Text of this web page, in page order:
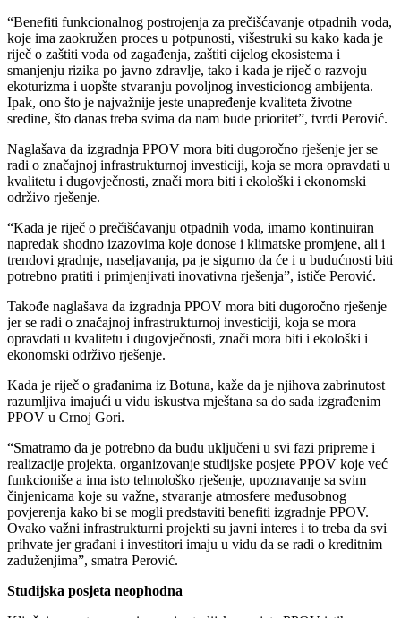
“Benefiti funkcionalnog postrojenja za prečišćavanje otpadnih voda,
koje ima zaokružen proces u potpunosti, višestruki su kako kada je
riječ o zaštiti voda od zagađenja, zaštiti cijelog ekosistema i
smanjenju rizika po javno zdravlje, tako i kada je riječ o razvoju
ekoturizma i uopšte stvaranju povoljnog investicionog ambijenta.
Ipak, ono što je najvažnije jeste unapređenje kvaliteta životne
sredine, što danas treba svima da nam bude prioritet”, tvrdi Perović.
Naglašava da izgradnja PPOV mora biti dugoročno rješenje jer se
radi o značajnoj infrastrukturnoj investiciji, koja se mora opravdati u
kvalitetu i dugovječnosti, znači mora biti i ekološki i ekonomski
održivo rješenje.
“Kada je riječ o prečišćavanju otpadnih voda, imamo kontinuiran
napredak shodno izazovima koje donose i klimatske promjene, ali i
trendovi gradnje, naseljavanja, pa je sigurno da će i u budućnosti biti
potrebno pratiti i primjenjivati inovativna rješenja”, ističe Perović.
Takođe naglašava da izgradnja PPOV mora biti dugoročno rješenje
jer se radi o značajnoj infrastrukturnoj investiciji, koja se mora
opravdati u kvalitetu i dugovječnosti, znači mora biti i ekološki i
ekonomski održivo rješenje.
Kada je riječ o građanima iz Botuna, kaže da je njihova zabrinutost
razumljiva imajući u vidu iskustva mještana sa do sada izgrađenim
PPOV u Crnoj Gori.
“Smatramo da je potrebno da budu uključeni u svi fazi pripreme i
realizacije projekta, organizovanje studijske posjete PPOV koje već
funkcioniše a ima isto tehnološko rješenje, upoznavanje sa svim
činjenicama koje su važne, stvaranje atmosfere međusobnog
povjerenja kako bi se mogli predstaviti benefiti izgradnje PPOV.
Ovako važni infrastrukturni projekti su javni interes i to treba da svi
prihvate jer građani i investitori imaju u vidu da se radi o kreditnim
zaduženjima”, smatra Perović.
Studijska posjeta neophodna